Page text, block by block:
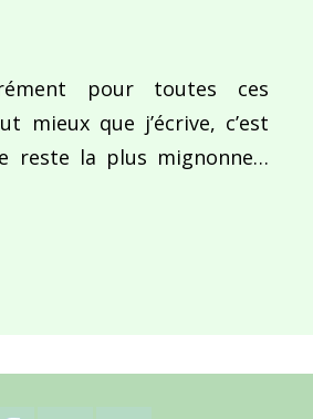
pour toutes ces
mieux que j’écrive, c’est
reste la plus mignonne…